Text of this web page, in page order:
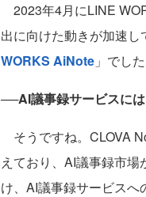
2023年4月にLINE
出に向けた動きが加速
WORKS AiNote 」でした
──AI議事録サービスに
そうですね。CLOVA
えており、AI議事録市
け、AI議事録サービスへ